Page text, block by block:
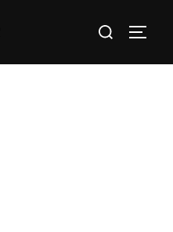
Suchen